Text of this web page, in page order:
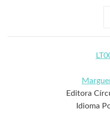
Editora
Idioma